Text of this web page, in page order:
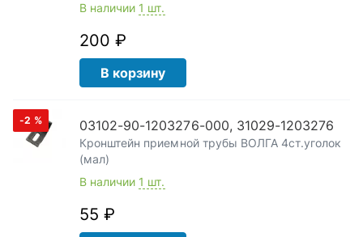
В наличии 1 шт.
200 ₽
В корзину
-2 % 03102-90-1203276-000, 31029-1203276
Кронштейн приемной трубы ВОЛГА 4ст.уголок
(мал)
В наличии 1 шт.
55 ₽